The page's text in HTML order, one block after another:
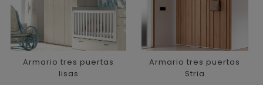
Armario tres puertas
lisas
Armario tres puertas
Stria